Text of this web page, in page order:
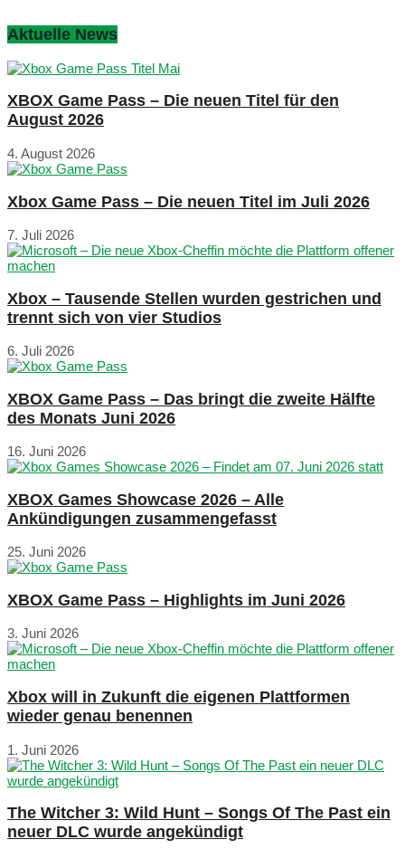
Aktuelle News
XBOX Game Pass – Die neuen Titel für den
August 2026
4. August 2026
Xbox Game Pass – Die neuen Titel im Juli 2026
7. Juli 2026
Xbox – Tausende Stellen wurden gestrichen und
trennt sich von vier Studios
6. Juli 2026
XBOX Game Pass – Das bringt die zweite Hälfte
des Monats Juni 2026
16. Juni 2026
XBOX Games Showcase 2026 – Alle
Ankündigungen zusammengefasst
25. Juni 2026
XBOX Game Pass – Highlights im Juni 2026
3. Juni 2026
Xbox will in Zukunft die eigenen Plattformen
wieder genau benennen
1. Juni 2026
The Witcher 3: Wild Hunt – Songs Of The Past ein
neuer DLC wurde angekündigt